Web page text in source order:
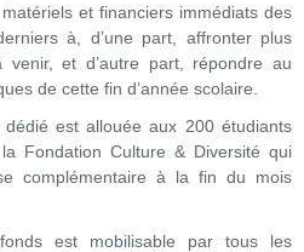
et financiers immédiats des
à, d’une part, affronter plus
venir, et d’autre part, répondre au
de cette fin d’année scolaire.
est allouée aux 200 étudiants
Fondation Culture & Diversité qui
complémentaire à la fin du mois
est mobilisable par tous les